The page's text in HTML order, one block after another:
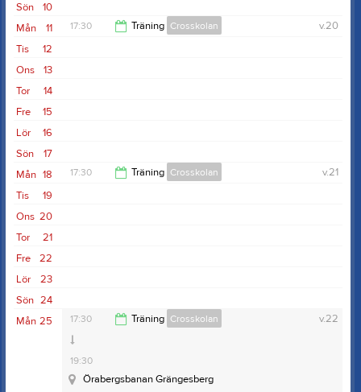
10
Sön
11
Mån v.20
17:30 Träning Crosskolan
12
Tis
13
Ons
14
Tor
15
Fre
16
Lör
17
Sön
18
Mån v.21
17:30 Träning Crosskolan
19
Tis
20
Ons
21
Tor
22
Fre
23
Lör
24
Sön
25
Mån v.22
17:30 Träning Crosskolan
19:30
Örabergsbanan Grängesberg